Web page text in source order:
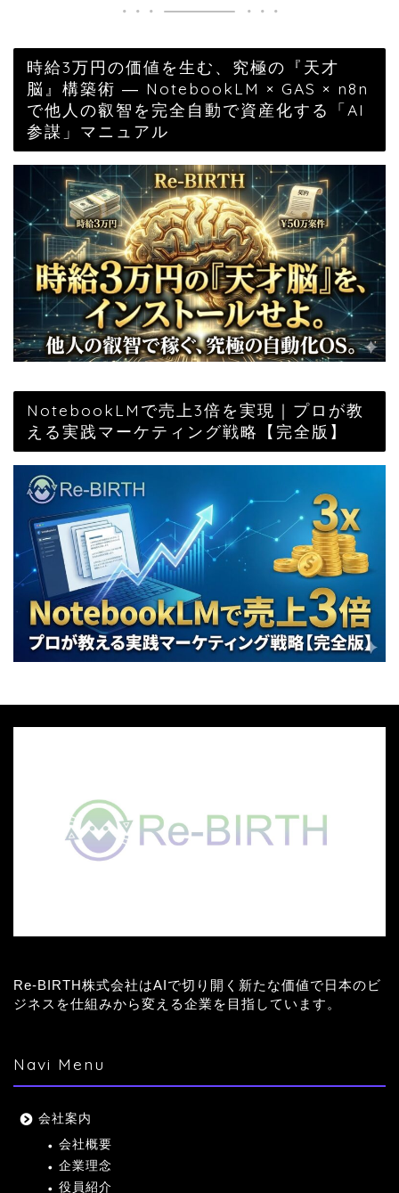
時給3万円の価値を生む、究極の『天才
脳』構築術 ― NotebookLM × GAS × n8n
で他人の叡智を完全自動で資産化する「AI
参謀」マニュアル
NotebookLMで売上3倍を実現｜プロが教
える実践マーケティング戦略【完全版】
Re-BIRTH株式会社はAIで切り開く新たな価値で日本のビ
ジネスを仕組みから変える企業を目指しています。
Navi Menu
会社案内
会社概要
企業理念
役員紹介